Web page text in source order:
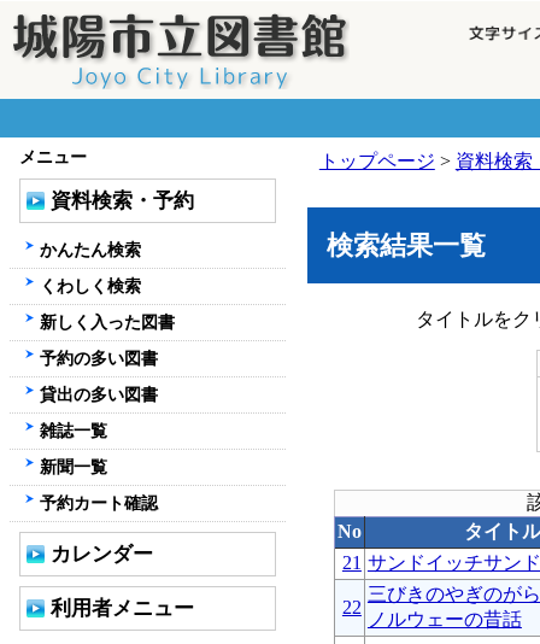
トップページ > 資料検索
検索結果一覧
タイトルをク
No
タイト
21 サンドイッチサン
22
三びきのやぎのが
ノルウェーの昔話
メニュー
資料検索・予約
かんたん検索
くわしく検索
新しく入った図書
予約の多い図書
貸出の多い図書
雑誌一覧
新聞一覧
予約カート確認
カレンダー
利用者メニュー